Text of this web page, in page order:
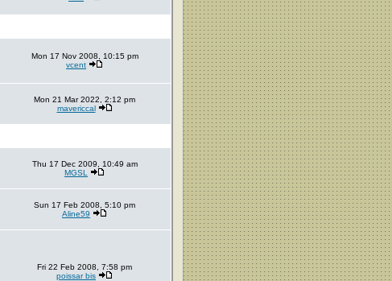
Mon 17 Nov 2008, 10:15 pm
vcent
Mon 21 Mar 2022, 2:12 pm
mavericcal
Thu 17 Dec 2009, 10:49 am
MGSL
Sun 17 Feb 2008, 5:10 pm
Aline59
Fri 22 Feb 2008, 7:58 pm
poissar bis